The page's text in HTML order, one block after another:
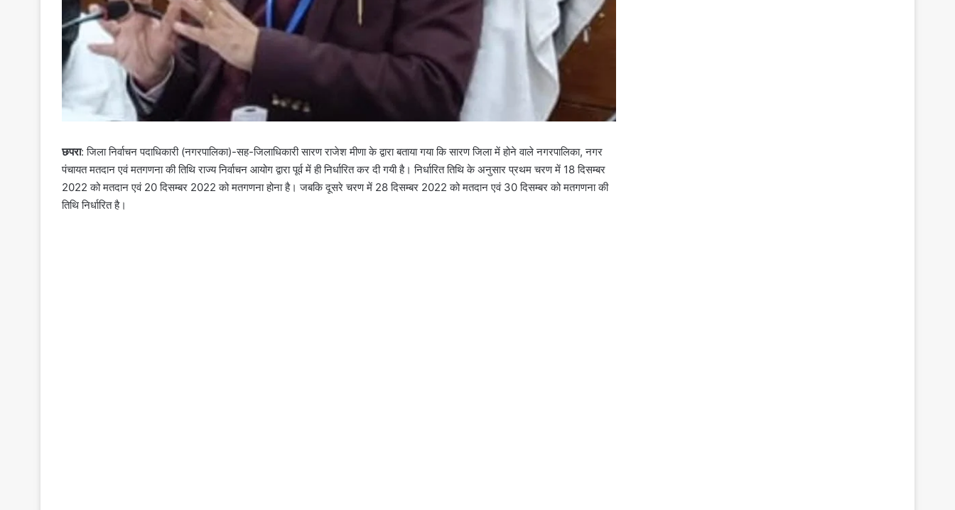
छपरा: जिला निर्वाचन पदाधिकारी (नगरपालिका)-सह-जिलाधिकारी सारण राजेश मीणा के द्वारा बताया गया कि सारण जिला में होने वाले नगरपालिका, नगर
पंचायत मतदान एवं मतगणना की तिथि राज्य निर्वाचन आयोग द्वारा पूर्व में ही निर्धारित कर दी गयी है। निर्धारित तिथि के अनुसार प्रथम चरण में 18 दिसम्बर
2022 को मतदान एवं 20 दिसम्बर 2022 को मतगणना होना है। जबकि दूसरे चरण में 28 दिसम्बर 2022 को मतदान एवं 30 दिसम्बर को मतगणना की
तिथि निर्धारित है।